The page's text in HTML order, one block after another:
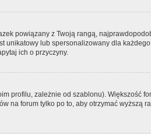
powiązany z Twoją rangą,
unikatowy lub spersonalizowany dla
ich o przyczyny.
profilu, zależnie od szablonu). Większość
na forum tylko po to, aby otrzymać wyższą